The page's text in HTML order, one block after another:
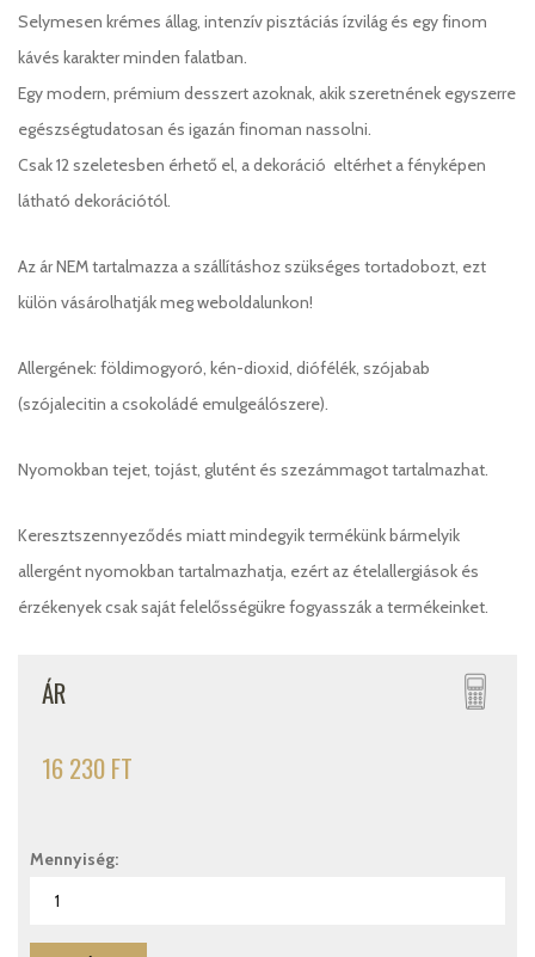
Selymesen krémes állag, intenzív pisztáciás ízvilág és egy finom
kávés karakter minden falatban.
Egy modern, prémium desszert azoknak, akik szeretnének egyszerre
egészségtudatosan és igazán finoman nassolni.
Csak 12 szeletesben érhető el, a dekoráció eltérhet a fényképen
látható dekorációtól.
Az ár NEM tartalmazza a szállításhoz szükséges tortadobozt, ezt
külön vásárolhatják meg weboldalunkon!
Allergének: földimogyoró, kén-dioxid, diófélék, szójabab
(szójalecitin a csokoládé emulgeálószere).
Nyomokban tejet, tojást, glutént és szezámmagot tartalmazhat.
Keresztszennyeződés miatt mindegyik termékünk bármelyik
allergént nyomokban tartalmazhatja, ezért az ételallergiások és
érzékenyek csak saját felelősségükre fogyasszák a termékeinket.
ÁR
16 230 FT
Mennyiség: